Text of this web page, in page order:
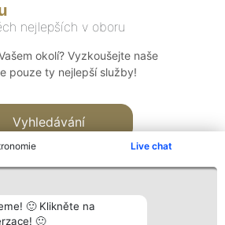
Live chat
🙂 Klikněte na
🙂
nejlepších v oboru
okolí? Vyzkoušejte naše
pouze ty nejlepší služby!
Vyhledávání